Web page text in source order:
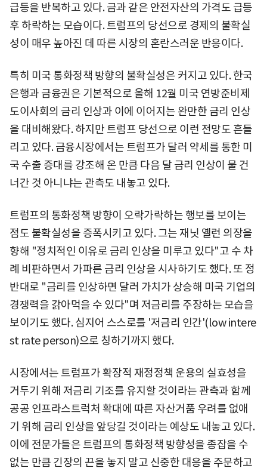
급등을 반복하고 있다. 금과 같은 안전자산의 가격도 급등
후 하락하는 모습이다. 트럼프의 당선으로 경제의 불확실
성이 매우 높아진 데 따른 시장의 혼란스러운 반응이다.
특히 미국 통화정책 방향의 불확실성은 커지고 있다. 한국
은행과 금융권은 기본적으로 올해 12월 미국 연방준비제
도이사회의 금리 인상과 이에 이어지는 완만한 금리 인상
을 대비해왔다. 하지만 트럼프 당선으로 이런 전망도 흔들
리고 있다. 금융시장에서는 트럼프가 달러 약세를 통한 미
국 수출 증대를 강조해 온 만큼 다음 달 금리 인상이 물 건
너간 것 아니냐는 관측도 내놓고 있다.
트럼프의 통화정책 방향이 오락가락하는 행보를 보이는
점도 불확실성을 증폭시키고 있다. 그는 재닛 옐런 의장을
향해 "정치적인 이유로 금리 인상을 미루고 있다"고 수 차
례 비판하면서 가파른 금리 인상을 시사하기도 했다. 또 정
반대로 "금리를 인상하면 달러 가치가 상승해 미국 기업의
경쟁력을 갉아먹을 수 있다"며 저금리를 주장하는 모습을
보이기도 했다. 심지어 스스로를 '저금리 인간'(low intere
st rate person)으로 칭하기까지 했다.
시장에서는 트럼프가 확장적 재정정책 운용의 실효성을
거두기 위해 저금리 기조를 유지할 것이라는 관측과 함께
공공 인프라스트럭처 확대에 따른 자산거품 우려를 없애
기 위해 금리 인상을 앞당길 것이라는 예상도 내놓고 있다.
이에 전문가들은 트럼프의 통화정책 방향성을 종잡을 수
없는 만큼 긴장의 끈을 놓지 말고 신중한 대응을 주문하고